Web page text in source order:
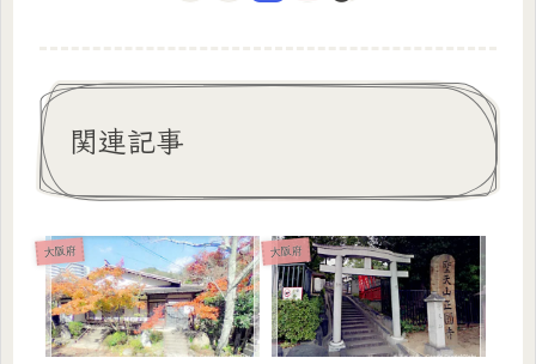
関連記事
大阪府 大阪府